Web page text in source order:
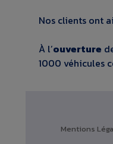
Nos clients ont
À l’ouverture
1000 véhicules
Mentions